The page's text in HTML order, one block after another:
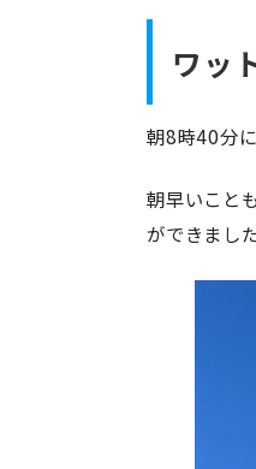
ワッ
朝8時40分
朝早いこと
ができまし